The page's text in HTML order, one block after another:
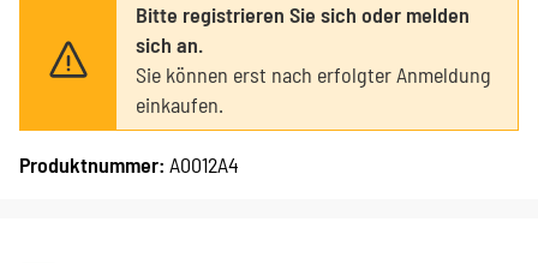
Bitte registrieren Sie sich oder melden
sich an.
Sie können erst nach erfolgter Anmeldung
einkaufen.
Produktnummer: A0012A4